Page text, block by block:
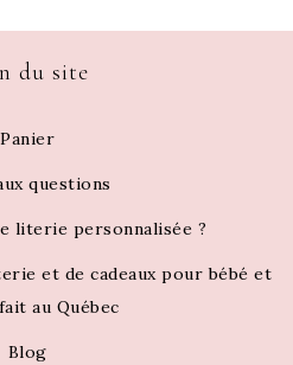
du site
Panier
questions
literie personnalisée ?
et de cadeaux pour bébé et
au Québec
Blog